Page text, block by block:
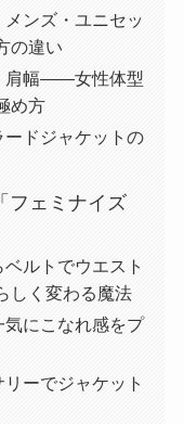
ンズ・ユニセッ
の違い
肩幅——女性体型
め方
ドジャケットの
フェミナイズ
ルトでウエスト
く変わる魔法
にこなれ感をプ
ーでジャケット